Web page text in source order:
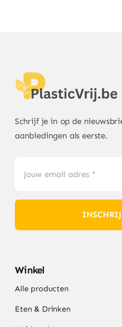
Schrijf je in op de
aanbiedingen als eerste.
Winkel
Alle producten
Eten & Drinken